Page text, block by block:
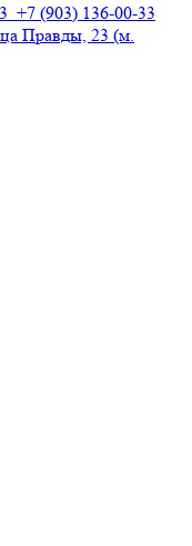
+7 (903) 136-00-33
Правды, 23 (м.